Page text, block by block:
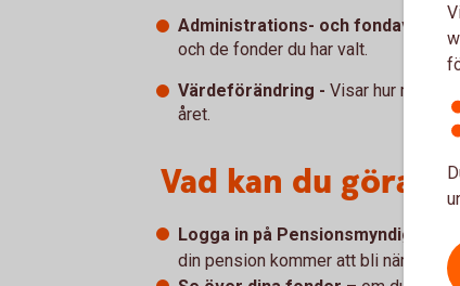
Administrations- och
och de fonder du har valt.
Värdeförändring - Visar hur mycket
året.
Vad kan du göra
Logga in på
din pension kommer att bli när du blir